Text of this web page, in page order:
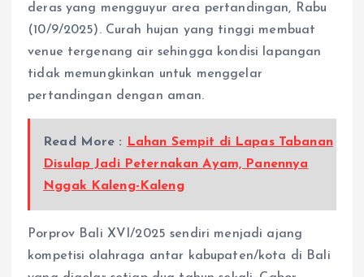
deras yang mengguyur area pertandingan, Rabu
(10/9/2025). Curah hujan yang tinggi membuat
venue tergenang air sehingga kondisi lapangan
tidak memungkinkan untuk menggelar
pertandingan dengan aman.
Read More :
Lahan Sempit di Lapas Tabanan
Disulap Jadi Peternakan Ayam, Panennya
Nggak Kaleng-Kaleng
Porprov Bali XVI/2025 sendiri menjadi ajang
kompetisi olahraga antar kabupaten/kota di Bali